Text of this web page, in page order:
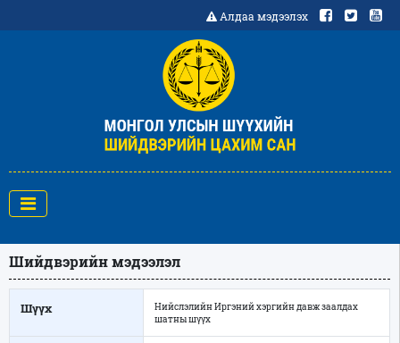
Алдаа мэдээлэх
Шийдвэрийн мэдээлэл
Шүүх
Нийслэлийн Иргэний хэргийн давж заалдах
шатны шүүх